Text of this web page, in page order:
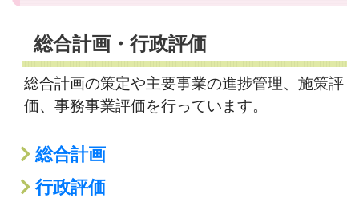
総合計画・行政評価
総合計画の策定や主要事業の進捗管理、施策評
価、事務事業評価を行っています。
総合計画
行政評価